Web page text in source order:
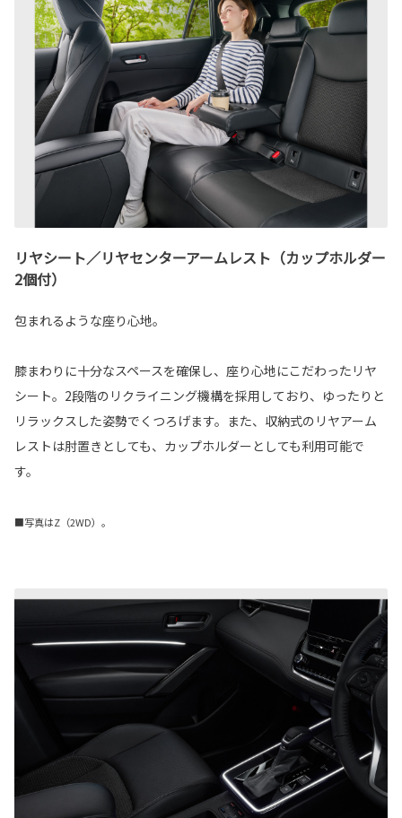
リヤシート／リヤセンターアームレスト（カップホルダー
2個付）
包まれるような座り心地。
膝まわりに十分なスペースを確保し、座り心地にこだわったリヤ
シート。2段階のリクライニング機構を採用しており、ゆったりと
リラックスした姿勢でくつろげます。また、収納式のリヤアーム
レストは肘置きとしても、カップホルダーとしても利用可能で
す。
■写真はZ（2WD）。